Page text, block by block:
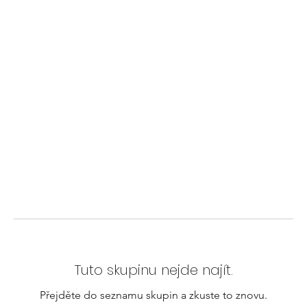
Tuto skupinu nejde najít.
Přejděte do seznamu skupin a zkuste to znovu.